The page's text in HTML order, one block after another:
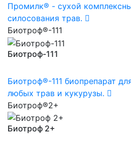
Промилк® - сухой
силосования трав.
Биотроф®-111
Биотроф-111
Биотроф®-111 биопрепарат
любых трав и кукурузы.
Биотроф®2+
Биотроф 2+